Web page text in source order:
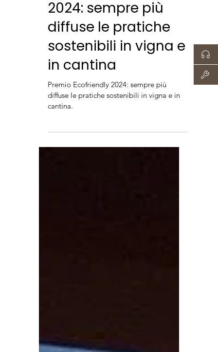
Premio Ecofriendly
2024: sempre più
diffuse le pratiche
sostenibili in vigna e
in cantina
Premio Ecofriendly 2024: sempre più